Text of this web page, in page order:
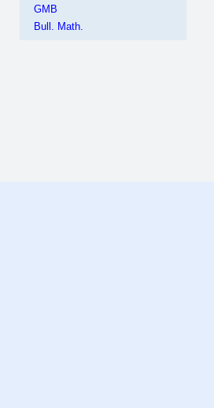
GMB
Bull. Math.